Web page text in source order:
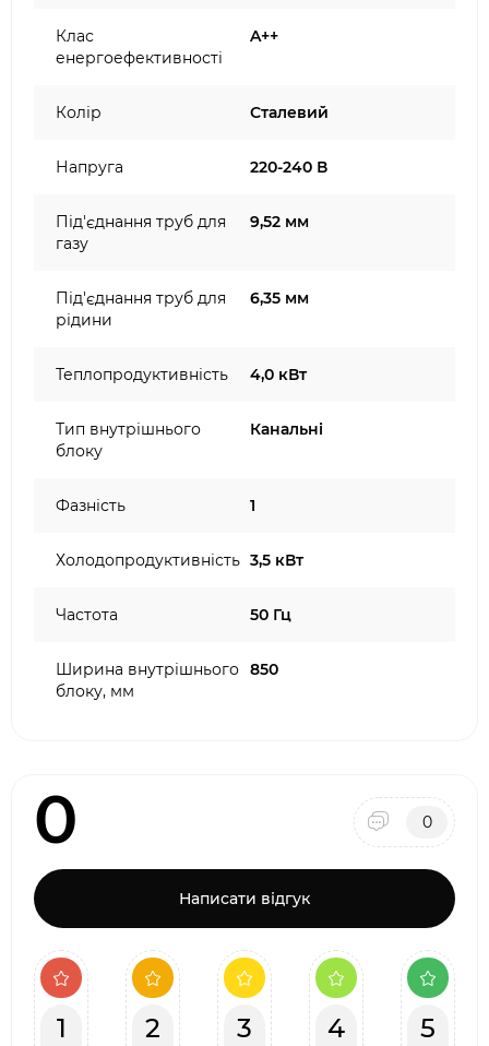
Клас
енергоефективності
A++
Колір Сталевий
Напруга 220-240 В
Під'єднання труб для
газу
9,52 мм
Під'єднання труб для
рідини
6,35 мм
Теплопродуктивність 4,0 кВт
Тип внутрішнього
блоку
Канальні
Фазність 1
Холодопродуктивність 3,5 кВт
Частота 50 Гц
Ширина внутрішнього
блоку, мм
850
0 0
Написати відгук
1 2 3 4 5